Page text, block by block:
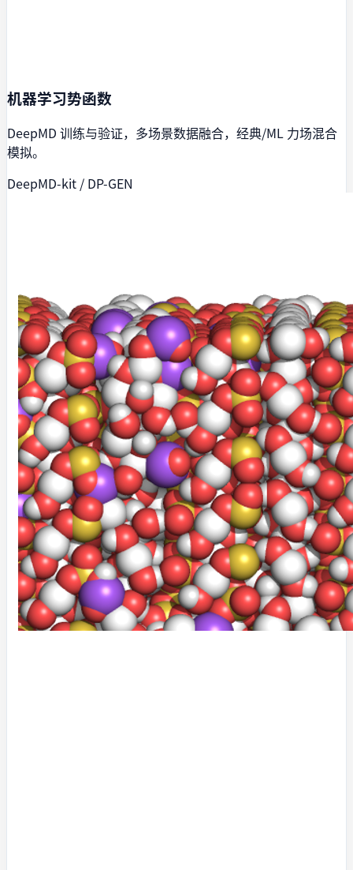
机器学习势函数
DeepMD 训练与验证，多场景数据融合，经典/ML 力场混合
模拟。
DeepMD-kit / DP-GEN